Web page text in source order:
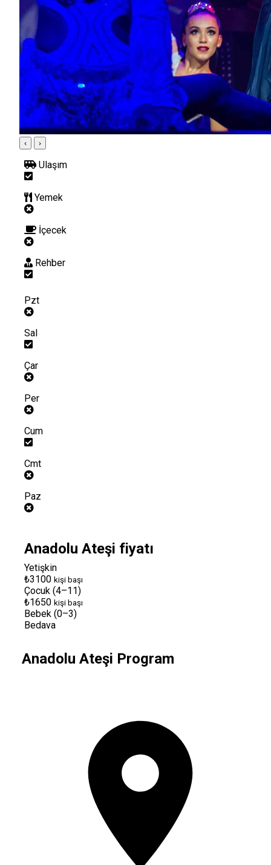
‹ ›
Ulaşım
Yemek
İçecek
Rehber
Pzt
Sal
Çar
Per
Cum
Cmt
Paz
Anadolu Ateşi fiyatı
Yetişkin
₺3100 kişi başı
Çocuk (4–11)
₺1650 kişi başı
Bebek (0–3)
Bedava
Anadolu Ateşi Program